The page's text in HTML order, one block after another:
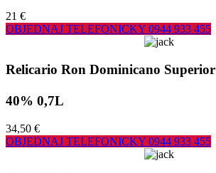
21 €
OBJEDNAJ TELEFONICKY 0944 933 455
Relicario Ron Dominicano Superior
40% 0,7L
34,50 €
OBJEDNAJ TELEFONICKY 0944 933 455